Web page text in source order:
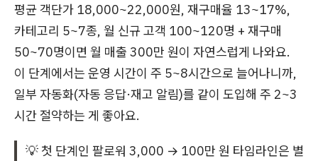
평균 객단가 18,000~22,000원, 재구매율 13~17%,
카테고리 5~7종, 월 신규 고객 100~120명 + 재구매
50~70명이면 월 매출 300만 원이 자연스럽게 나와요.
이 단계에서는 운영 시간이 주 5~8시간으로 늘어나니까,
일부 자동화(자동 응답·재고 알림)를 같이 도입해 주 2~3
시간 절약하는 게 좋아요.
💡 첫 단계인 팔로워 3,000 → 100만 원 타임라인은 별